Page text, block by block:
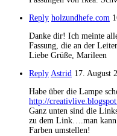
Reply holzundhefe.com
Danke dir! Ich meinte
Fassung, die an der
Liebe Grüße, Marileen
Reply Astrid 17. August
Habe über die Lampe
http://
Ganz unten sind die
zu dem Link….man kann
Farben umstellen!